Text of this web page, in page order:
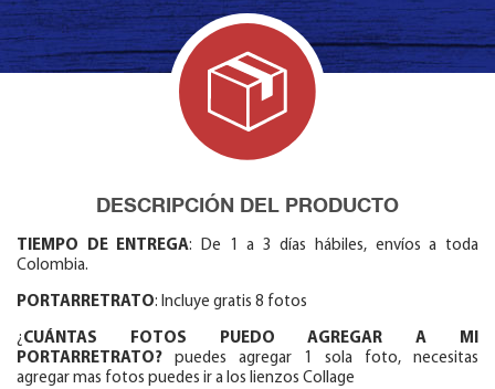
DESCRIPCIÓN DEL PRODUCTO
TIEMPO DE ENTREGA: De 1 a 3 días hábiles, envíos a toda
Colombia.
PORTARRETRATO: Incluye gratis 8 fotos
¿ CUÁNTAS FOTOS PUEDO AGREGAR A MI
PORTARRETRATO? puedes agregar 1 sola foto, necesitas
agregar mas fotos puedes ir a los lienzos Collage